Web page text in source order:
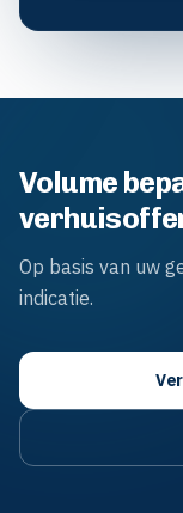
Volume
Op basis van uw
indicatie.